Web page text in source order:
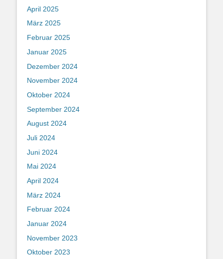
April 2025
März 2025
Februar 2025
Januar 2025
Dezember 2024
November 2024
Oktober 2024
September 2024
August 2024
Juli 2024
Juni 2024
Mai 2024
April 2024
März 2024
Februar 2024
Januar 2024
November 2023
Oktober 2023